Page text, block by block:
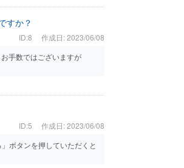
すか？
ID:8
作成日: 2023/06/08
手数ではございますが
ID:5
作成日: 2023/06/08
ボタンを押していただくと